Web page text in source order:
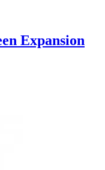
Expansion